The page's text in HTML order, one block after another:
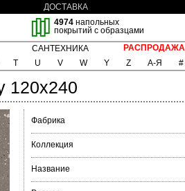
ДОСТАВКА
4974напольных
покрытий с образцами
САНТЕХНИКА
РАСПРОДАЖА
T U V W Y Z А-Я #
120x240
Фабрика
Коллекция
Название